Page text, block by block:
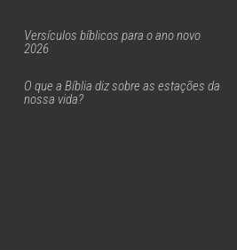
Versículos bíblicos para o ano novo
2026
O que a Bíblia diz sobre as estações da
nossa vida?